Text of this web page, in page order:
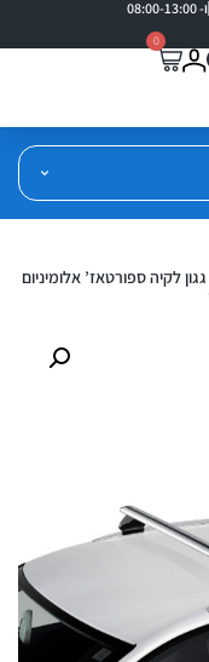
ו- 08:00-13:00
0
גגון לקיה ספורטאז’ אלומיניום